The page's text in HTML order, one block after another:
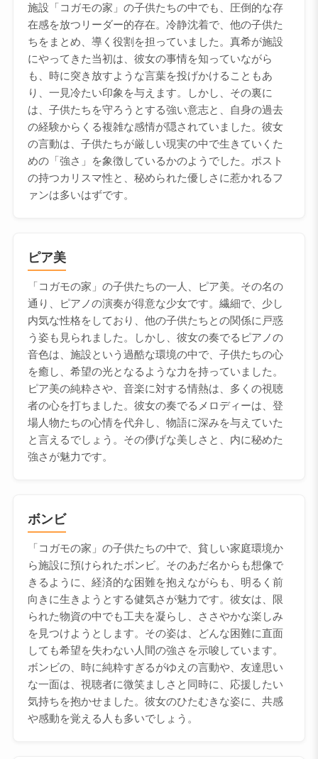
施設「コガモの家」の子供たちの中でも、圧倒的な存
在感を放つリーダー的存在。冷静沈着で、他の子供た
ちをまとめ、導く役割を担っていました。真希が施設
にやってきた当初は、彼女の事情を知っていながら
も、時に突き放すような言葉を投げかけることもあ
り、一見冷たい印象を与えます。しかし、その裏に
は、子供たちを守ろうとする強い意志と、自身の過去
の経験からくる複雑な感情が隠されていました。彼女
の言動は、子供たちが厳しい現実の中で生きていくた
めの「強さ」を象徴しているかのようでした。ポスト
の持つカリスマ性と、秘められた優しさに惹かれるフ
ァンは多いはずです。
ピア美
「コガモの家」の子供たちの一人、ピア美。その名の
通り、ピアノの演奏が得意な少女です。繊細で、少し
内気な性格をしており、他の子供たちとの関係に戸惑
う姿も見られました。しかし、彼女の奏でるピアノの
音色は、施設という過酷な環境の中で、子供たちの心
を癒し、希望の光となるような力を持っていました。
ピア美の純粋さや、音楽に対する情熱は、多くの視聴
者の心を打ちました。彼女の奏でるメロディーは、登
場人物たちの心情を代弁し、物語に深みを与えていた
と言えるでしょう。その儚げな美しさと、内に秘めた
強さが魅力です。
ボンビ
「コガモの家」の子供たちの中で、貧しい家庭環境か
ら施設に預けられたボンビ。そのあだ名からも想像で
きるように、経済的な困難を抱えながらも、明るく前
向きに生きようとする健気さが魅力です。彼女は、限
られた物資の中でも工夫を凝らし、ささやかな楽しみ
を見つけようとします。その姿は、どんな困難に直面
しても希望を失わない人間の強さを示唆しています。
ボンビの、時に純粋すぎるがゆえの言動や、友達思い
な一面は、視聴者に微笑ましさと同時に、応援したい
気持ちを抱かせました。彼女のひたむきな姿に、共感
や感動を覚える人も多いでしょう。